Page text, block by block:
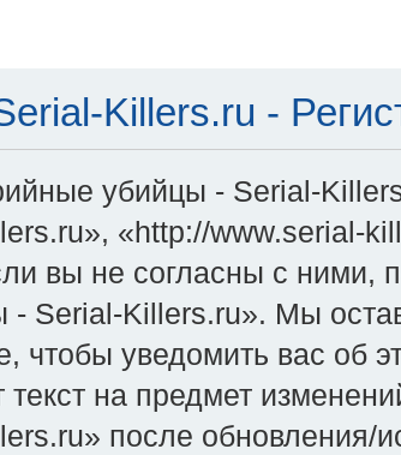
Killers.ru -
убийцы - Serial-
«http://www.serial-
вы не согласны с ними,
Killers.ru». Мы
чтобы уведомить вас об
на предмет
после обновления/